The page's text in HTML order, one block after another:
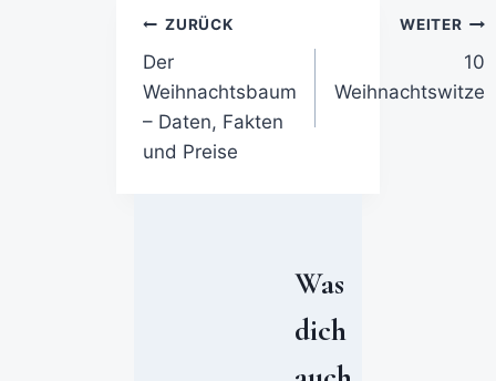
ZURÜCK
Der
Weihnachtsbaum
– Daten, Fakten
und Preise
WEITER
10
Weihnachtswitze
Was
dich